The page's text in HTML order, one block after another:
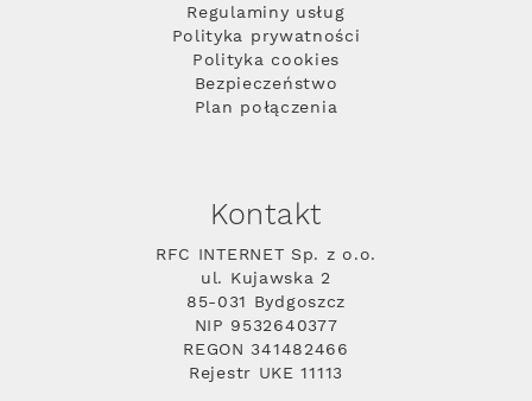
Regulaminy usług
Polityka prywatności
Polityka cookies
Bezpieczeństwo
Plan połączenia
Kontakt
RFC INTERNET Sp. z o.o.
ul. Kujawska 2
85-031 Bydgoszcz
NIP 9532640377
REGON 341482466
Rejestr UKE 11113